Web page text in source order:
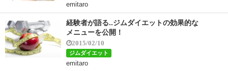
emitaro
経験者が語る..ジムダイエットの効果的な
メニューを公開！
2015/02/10
ジムダイエット
emitaro